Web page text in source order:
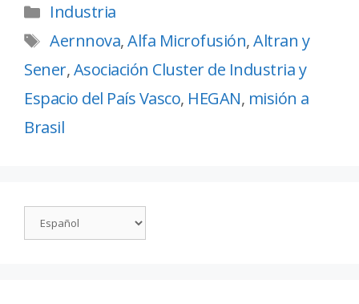
Industria
Aernnova,Alfa Microfusión,Altran y
Sener,Asociación Cluster de Industria y
Espacio del País Vasco, HEGAN, misión a
Brasil